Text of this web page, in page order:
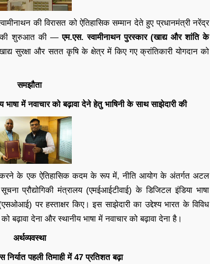
की विरासत को ऐतिहासिक सम्मान देते हुए प्रधानमंत्री नरेंद्र
की शुरुआत की —एम.एस. स्वामीनाथन पुरस्कार (खाद्य और शांति के
सुरक्षा और सतत कृषि के क्षेत्र में किए गए क्रांतिकारी योगदान को
समझौता
में नवाचार को बढ़ावा देने हेतु भाषिनी के साथ साझेदारी की
करने के एक ऐतिहासिक कदम के रूप में, नीति आयोग के अंतर्गत अटल
प्रौद्योगिकी मंत्रालय (एमईआईटीवाई) के डिजिटल इंडिया भाषा
पर हस्ताक्षर किए। इस साझेदारी का उद्देश्य भारत के विविध
बढ़ावा देना और स्थानीय भाषा में नवाचार को बढ़ावा देना है।
अर्थव्यवस्था
निर्यात पहली तिमाही में 47 प्रतिशत बढ़ा